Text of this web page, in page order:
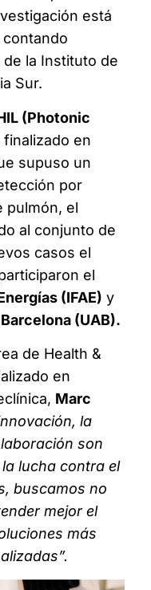
está
contando
la Instituto de
Sur.
(Photonic
finalizado en
supuso un
por
pulmón, el
al conjunto de
casos el
el
(IFAE) y
(UAB).
de Health &
en
Marc
la
son
lucha contra el
buscamos no
mejor el
más